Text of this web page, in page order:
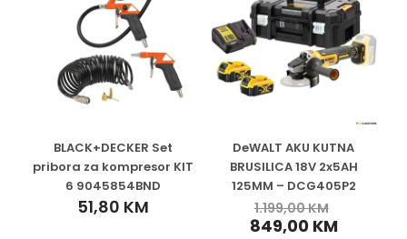
BLACK+DECKER Set
pribora za kompresor KIT
6 9045854BND
51,80 KM
DeWALT AKU KUTNA
BRUSILICA 18V 2x5AH
125MM – DCG405P2
1.199,00KM
849,00 KM